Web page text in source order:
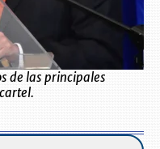
de las principales